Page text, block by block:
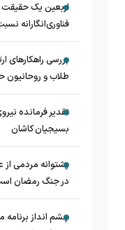
اربعین یک حقیقت
فناوری‌انگارانه
بررسی راهکارهای
طلاب و روحانیون
تقدیر فرمانده
بسیجیان کاشان
پشتوانه مردمی
در جنگ رمضان
چشم‌ انداز برنامه